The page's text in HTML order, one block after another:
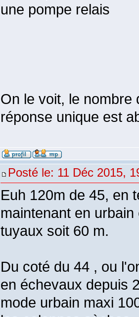
une pompe relais
On le voit, le nombre
réponse unique est
Posté le: 11 Déc 2015,
Euh 120m de 45, en
maintenant en
tuyaux soit 60 m.
Du coté du 44 , ou
en échevaux depuis
mode urbain maxi